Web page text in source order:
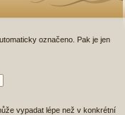
označeno. Pak je jen
vypadat lépe než v konkrétní